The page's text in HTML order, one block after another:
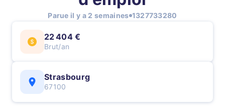
Parue il y a 2 semaines 1327733280
22 404 €
Brut/an
Strasbourg
67100